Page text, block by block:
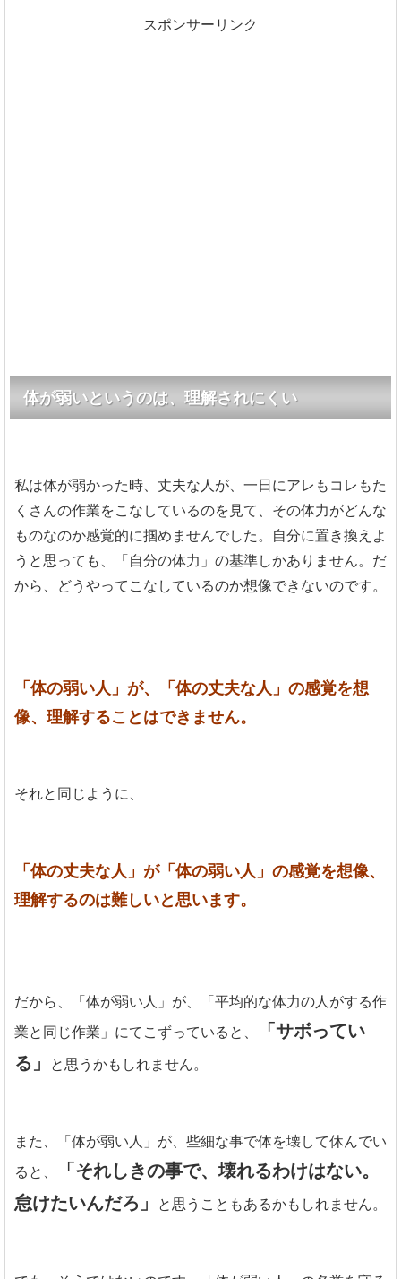
スポンサーリンク
体が弱いというのは、理解されにくい
私は体が弱かった時、丈夫な人が、一日にアレもコレもた
くさんの作業をこなしているのを見て、その体力がどんな
ものなのか感覚的に掴めませんでした。自分に置き換えよ
うと思っても、「自分の体力」の基準しかありません。だ
から、どうやってこなしているのか想像できないのです。
「体の弱い人」が、「体の丈夫な人」の感覚を想
像、理解することはできません。
それと同じように、
「体の丈夫な人」が「体の弱い人」の感覚を想像、
理解するのは難しいと思います。
だから、「体が弱い人」が、「平均的な体力の人がする作
業と同じ作業」にてこずっていると、
「サボってい
る」
と思うかもしれません。
また、「体が弱い人」が、些細な事で体を壊して休んでい
ると、
「それしきの事で、壊れるわけはない。
怠けたいんだろ」
と思うこともあるかもしれません。